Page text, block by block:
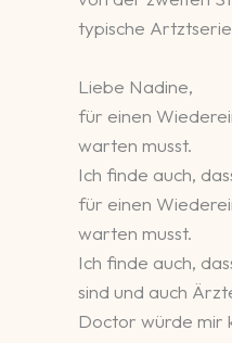
typische
Liebe Nadine,
für einen
warten musst.
Ich finde auch,
für einen
warten musst.
Ich finde auch,
sind und auch
Doctor würde mir